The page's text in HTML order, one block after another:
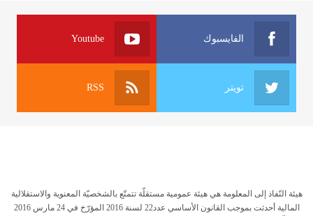
الفايسبوك Youtube
تويتر RSS
هيئة النّفاذ إلى المعلومة هي هيئة عمومية مستقلّة تتمتّع بالشخصيّة المعنوية والاستقلالية
المالية أحدثت بموجب القانون الأساسي عدد22 لسنة 2016 المؤرّخ في 24 مارس 2016